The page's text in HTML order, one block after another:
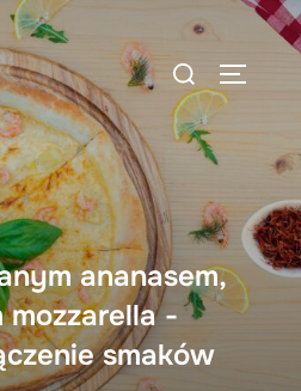
Search
for:
ananasem,
mozzarella -
smaków